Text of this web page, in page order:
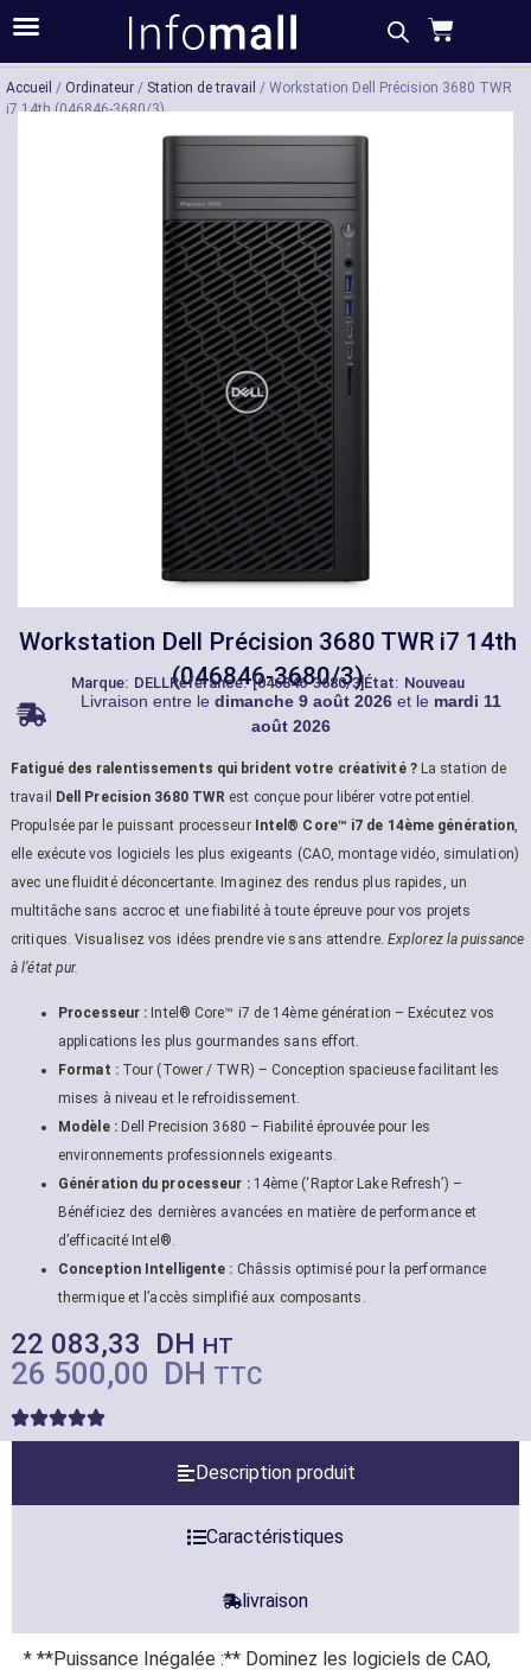
Acheter Description Caractéristiques
Accueil / Ordinateur / Station de travail / Workstation Dell Précision 3680 TWR
i7 14th (046846-3680/3)
Workstation Dell Précision 3680 TWR i7 14th
(046846-3680/3)
Marque: DELLRéférance: [046846-3680/3] État: Nouveau
Livraison entre le dimanche 9 août 2026et le mardi 11
août 2026
Fatigué des ralentissements qui brident votre créativité ?La station de
travail
Dell Precision 3680 TWR est conçue pour libérer votre potentiel.
Propulsée par le puissant processeur Intel® Core™ i7 de 14ème génération,
elle exécute vos logiciels les plus exigeants (CAO, montage vidéo, simulation)
avec une fluidité déconcertante. Imaginez des rendus plus rapides, un
multitâche sans accroc et une fiabilité à toute épreuve pour vos projets
critiques. Visualisez vos idées prendre vie sans attendre. Explorez la puissance
à l’état pur.
Processeur : Intel® Core™ i7 de 14ème génération – Exécutez vos
applications les plus gourmandes sans effort.
Format :Tour (Tower / TWR) – Conception spacieuse facilitant les
mises à niveau et le refroidissement.
Modèle :Dell Precision 3680 – Fiabilité éprouvée pour les
environnements professionnels exigeants.
Génération du processeur :14ème (‘Raptor Lake Refresh’) –
Bénéficiez des dernières avancées en matière de performance et
d’efficacité Intel®.
Conception Intelligente : Châssis optimisé pour la performance
thermique et l’accès simplifié aux composants.
22 083,33 DH HT
26 500,00 DH TTC
Description produit
Caractéristiques
livraison
* **Puissance Inégalée :** Dominez les logiciels de CAO,